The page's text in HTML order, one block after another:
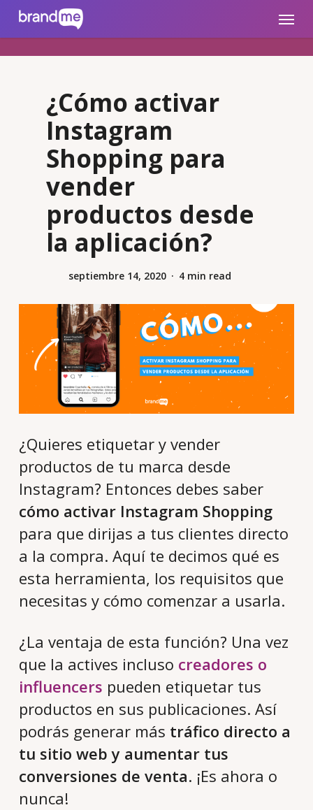
brandme.la Menu
¿Cómo activar
Instagram
Shopping para
vender
productos desde
la aplicación?
septiembre 14, 2020 4 min read
¿Quieres etiquetar y vender
productos de tu marca desde
Instagram? Entonces debes saber
cómo activar Instagram Shopping
para que dirijas a tus clientes directo
a la compra. Aquí te decimos qué es
esta herramienta, los requisitos que
necesitas y cómo comenzar a usarla.
¿La ventaja de esta función? Una vez
que la actives incluso creadores o
influencers pueden etiquetar tus
productos en sus publicaciones. Así
podrás generar más tráfico directo a
tu sitio web y aumentar tus
conversiones de venta. ¡Es ahora o
nunca!